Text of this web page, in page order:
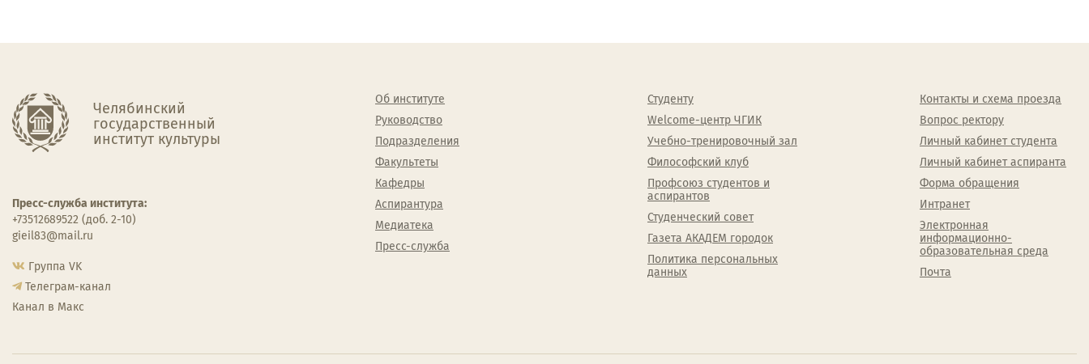
Челябинский
государственный
институт культуры
Пресс-служба института:
+73512689522 (доб. 2-10)
gieil83@mail.ru
Группа VK
Телеграм-канал
Канал в Макс
Об институте
Руководство
Подразделения
Факультеты
Кафедры
Аспирантура
Медиатека
Пресс-служба
Студенту
Welcome-центр ЧГИК
Учебно-тренировочный зал
Философский клуб
Профсоюз студентов и
аспирантов
Студенческий совет
Газета АКАДЕМ городок
Политика персональных
данных
Контакты и схема проезда
Вопрос ректору
Личный кабинет студента
Личный кабинет аспиранта
Форма обращения
Интранет
Электронная
информационно-
образовательная среда
Почта